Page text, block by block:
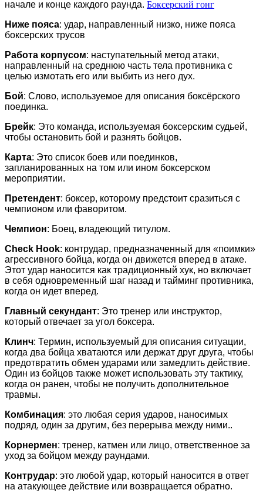
начале и конце каждого раунда. Боксерский гонг
Ниже пояса: удар, направленный низко, ниже пояса
боксерских трусов
Работа корпусом: наступательный метод атаки,
направленный на среднюю часть тела противника с
целью измотать его или выбить из него дух.
Бой: Слово, используемое для описания боксёрского
поединка.
Брейк: Это команда, используемая боксерским судьей,
чтобы остановить бой и разнять бойцов.
Карта: Это список боев или поединков,
запланированных на том или ином боксерском
мероприятии.
Претендент: боксер, которому предстоит сразиться с
чемпионом или фаворитом.
Чемпион: Боец, владеющий титулом.
Check Hook: контрудар, предназначенный для «поимки»
агрессивного бойца, когда он движется вперед в атаке.
Этот удар наносится как традиционный хук, но включает
в себя одновременный шаг назад и тайминг противника,
когда он идет вперед.
Главный секундант: Это тренер или инструктор,
который отвечает за угол боксера.
Клинч: Термин, используемый для описания ситуации,
когда два бойца хватаются или держат друг друга, чтобы
предотвратить обмен ударами или замедлить действие.
Один из бойцов также может использовать эту тактику,
когда он ранен, чтобы не получить дополнительное
травмы.
Комбинация: это любая серия ударов, наносимых
подряд, один за другим, без перерыва между ними..
Корнермен: тренер, катмен или лицо, ответственное за
уход за бойцом между раундами.
Контрудар: это любой удар, который наносится в ответ
на атакующее действие или возвращается обратно.